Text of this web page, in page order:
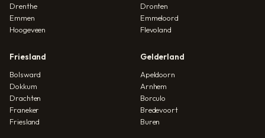
Drenthe
Emmen
Hoogeveen
Dronten
Emmeloord
Flevoland
Friesland
Bolsward
Dokkum
Drachten
Franeker
Friesland
Gelderland
Apeldoorn
Arnhem
Borculo
Bredevoort
Buren